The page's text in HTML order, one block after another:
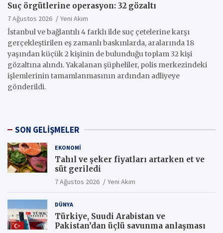
Suç örgütlerine operasyon: 32 gözaltı
7 Ağustos 2026
Yeni Akım
İstanbul ve bağlantılı 4 farklı ilde suç çetelerine karşı
gerçekleştirilen eş zamanlı baskınlarda, aralarında 18
yaşından küçük 2 kişinin de bulunduğu toplam 32 kişi
gözaltına alındı. Yakalanan şüpheliler, polis merkezindeki
işlemlerinin tamamlanmasının ardından adliyeye
gönderildi.
SON GELİŞMELER
EKONOMI
Tahıl ve şeker fiyatları artarken et ve
süt geriledi
7 Ağustos 2026 Yeni Akım
DÜNYA
Türkiye, Suudi Arabistan ve
Pakistan’dan üçlü savunma anlaşması